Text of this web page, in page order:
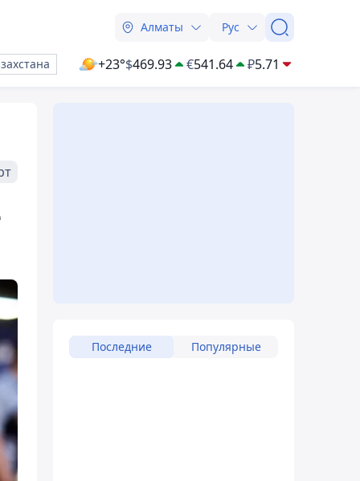
Алматы Рус
+23°$469.93 €541.64 ₽5.71
Последние Популярные